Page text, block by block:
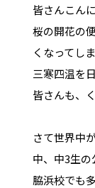
皆さんこん
桜の開花の
くなってしま
三寒四温を
皆さんも、
さて世界中
中、中3生の
脇浜校でも